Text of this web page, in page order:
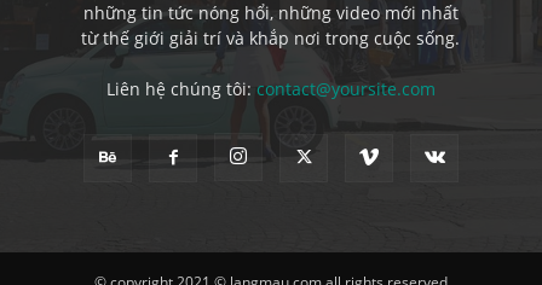
những tin tức nóng hổi, những video mới nhất
từ thế giới giải trí và khắp nơi trong cuộc sống.
Liên hệ chúng tôi: contact@yoursite.com